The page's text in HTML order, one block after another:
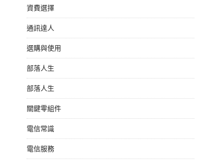
資費選擇
通訊達人
選購與使用
部落人生
部落人生
關鍵零組件
電信常識
電信服務